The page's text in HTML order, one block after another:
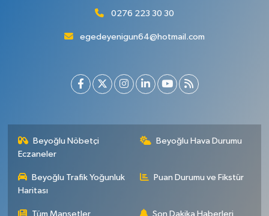
0276 223 30 30
egedeyenigun64@hotmail.com
Beyoğlu Nöbetçi
Eczaneler
Beyoğlu Hava Durumu
Beyoğlu Trafik Yoğunluk
Haritası
Puan Durumu ve Fikstür
Tüm Manşetler Son Dakika Haberleri